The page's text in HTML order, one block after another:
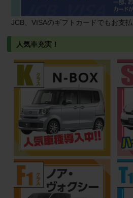
JCB、VISAのギフトカードでもお支払
人気車充実！